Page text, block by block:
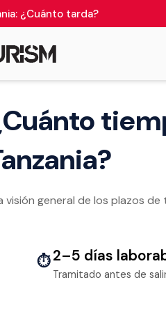
¿Cuánto tarda?
visión general de los plazos
⏱ 2–5 días
Tramitado antes de